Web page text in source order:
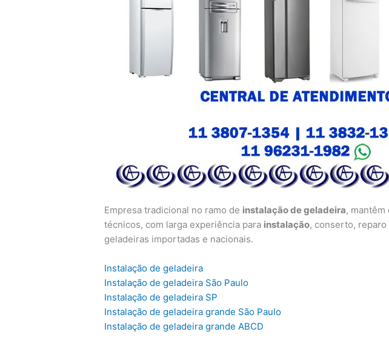
Empresa tradicional no ramo de instalação de geladeira, mantêm
técnicos, com larga experiência para instalação, conserto,
geladeiras importadas e nacionais.
Instalação de geladeira
Instalação de geladeira São Paulo
Instalação de geladeira SP
Instalação de geladeira grande São Paulo
Instalação de geladeira grande ABCD